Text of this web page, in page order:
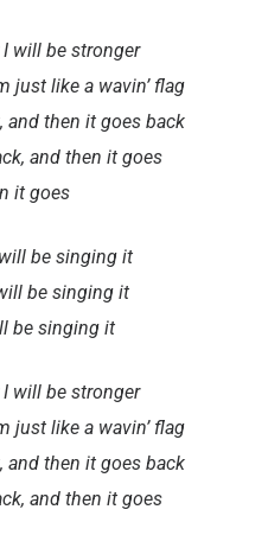
will be stronger
just like a wavin’ flag
and then it goes back
and then it goes
it goes
be singing it
be singing it
be singing it
will be stronger
just like a wavin’ flag
and then it goes back
and then it goes